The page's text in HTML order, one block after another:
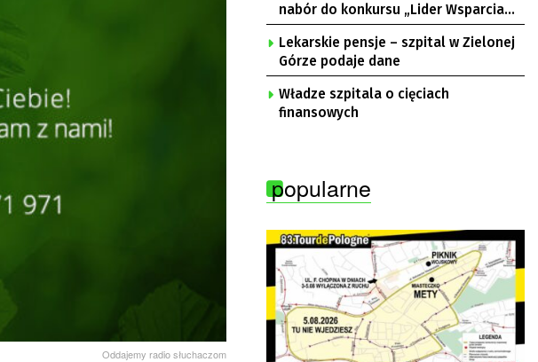
Oddajemy radio słuchaczom
nabór do konkursu „Lider Wsparcia
Seniora”
Lekarskie pensje – szpital w Zielonej
Górze podaje dane
Władze szpitala o cięciach
finansowych
popularne